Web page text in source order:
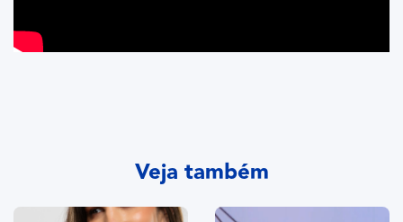
Veja também